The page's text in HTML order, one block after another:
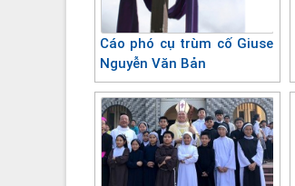
Cáo phó cụ trùm cố Giuse
Nguyễn Văn Bản